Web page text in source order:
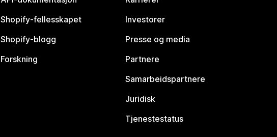
Shopify-fellesskapet
Shopify-blogg
Forskning
Investorer
Presse og media
Partnere
Samarbeidspartnere
Juridisk
Tjenestestatus